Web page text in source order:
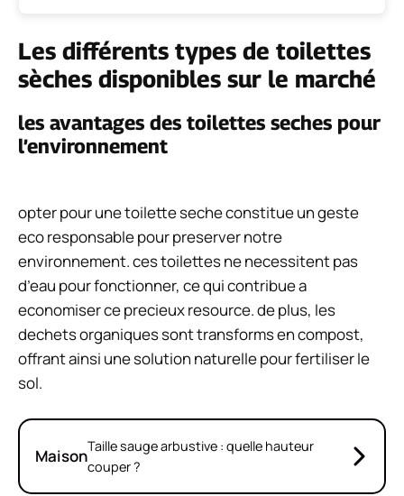
Les différents types de toilettes
sèches disponibles sur le marché
les avantages des toilettes seches pour
l’environnement
opter pour une toilette seche constitue un geste
eco responsable pour preserver notre
environnement. ces toilettes ne necessitent pas
d’eau pour fonctionner, ce qui contribue a
economiser ce precieux resource. de plus, les
dechets organiques sont transforms en compost,
offrant ainsi une solution naturelle pour fertiliser le
sol.
MaisonTaille sauge arbustive : quelle hauteur
couper ?